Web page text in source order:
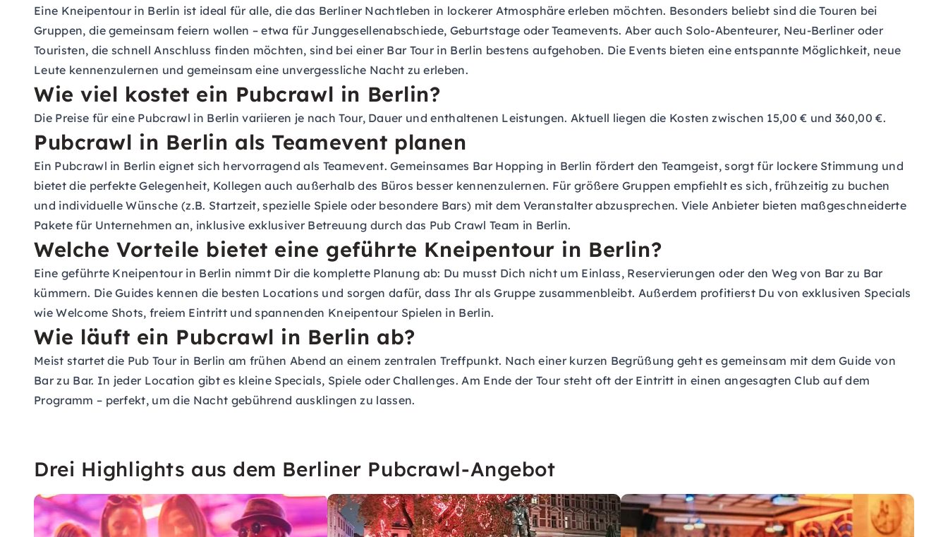
Eine Kneipentour in Berlin ist ideal für alle, die das Berliner Nachtleben in lockerer Atmosphäre erleben möchten. Besonders beliebt sind die Touren bei
Gruppen, die gemeinsam feiern wollen – etwa für Junggesellenabschiede, Geburtstage oder Teamevents. Aber auch Solo-Abenteurer, Neu-Berliner oder
Touristen, die schnell Anschluss finden möchten, sind bei einer Bar Tour in Berlin bestens aufgehoben. Die Events bieten eine entspannte Möglichkeit, neue
Leute kennenzulernen und gemeinsam eine unvergessliche Nacht zu erleben.
Wie viel kostet ein Pubcrawl in Berlin?
Die Preise für eine Pubcrawl in Berlin variieren je nach Tour, Dauer und enthaltenen Leistungen. Aktuell liegen die Kosten zwischen 15,00 € und 360,00 €.
Pubcrawl in Berlin als Teamevent planen
Ein Pubcrawl in Berlin eignet sich hervorragend als Teamevent. Gemeinsames Bar Hopping in Berlin fördert den Teamgeist, sorgt für lockere Stimmung und
bietet die perfekte Gelegenheit, Kollegen auch außerhalb des Büros besser kennenzulernen. Für größere Gruppen empfiehlt es sich, frühzeitig zu buchen
und individuelle Wünsche (z.B. Startzeit, spezielle Spiele oder besondere Bars) mit dem Veranstalter abzusprechen. Viele Anbieter bieten maßgeschneiderte
Pakete für Unternehmen an, inklusive exklusiver Betreuung durch das Pub Crawl Team in Berlin.
Welche Vorteile bietet eine geführte Kneipentour in Berlin?
Eine geführte Kneipentour in Berlin nimmt Dir die komplette Planung ab: Du musst Dich nicht um Einlass, Reservierungen oder den Weg von Bar zu Bar
kümmern. Die Guides kennen die besten Locations und sorgen dafür, dass Ihr als Gruppe zusammenbleibt. Außerdem profitierst Du von exklusiven Specials
wie Welcome Shots, freiem Eintritt und spannenden Kneipentour Spielen in Berlin.
Wie läuft ein Pubcrawl in Berlin ab?
Meist startet die Pub Tour in Berlin am frühen Abend an einem zentralen Treffpunkt. Nach einer kurzen Begrüßung geht es gemeinsam mit dem Guide von
Bar zu Bar. In jeder Location gibt es kleine Specials, Spiele oder Challenges. Am Ende der Tour steht oft der Eintritt in einen angesagten Club auf dem
Programm – perfekt, um die Nacht gebührend ausklingen zu lassen.
Drei Highlights aus dem Berliner Pubcrawl-Angebot